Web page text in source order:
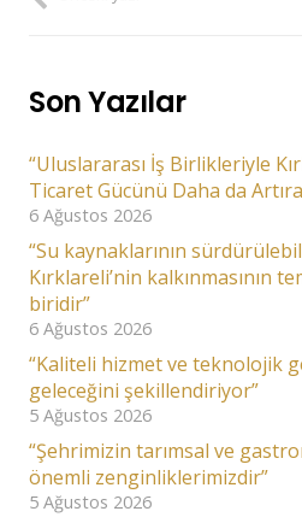
Son Yazılar
“Uluslararası İş Birlikleriyle
Ticaret Gücünü Daha da
6 Ağustos 2026
“Su kaynaklarının
Kırklareli’nin kalkınmasının
biridir”
6 Ağustos 2026
“Kaliteli hizmet ve teknolojik
geleceğini şekillendiriyor”
5 Ağustos 2026
“Şehrimizin tarımsal ve
önemli zenginliklerimizdir”
5 Ağustos 2026